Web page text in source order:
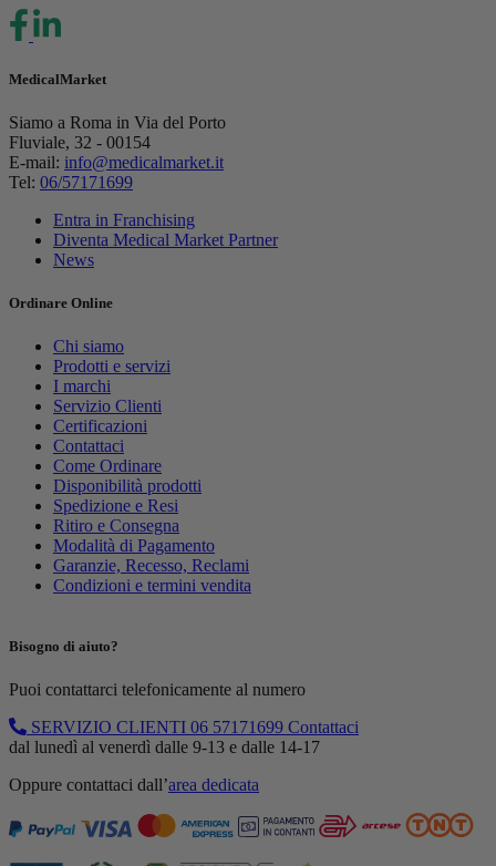
MedicalMarket
Siamo a Roma in Via del Porto
Fluviale, 32 - 00154
E-mail: info@medicalmarket.it
Tel: 06/57171699
Entra in Franchising
Diventa Medical Market Partner
News
Ordinare Online
Chi siamo
Prodotti e servizi
I marchi
Servizio Clienti
Certificazioni
Contattaci
Come Ordinare
Disponibilità prodotti
Spedizione e Resi
Ritiro e Consegna
Modalità di Pagamento
Garanzie, Recesso, Reclami
Condizioni e termini vendita
Bisogno di aiuto?
Puoi contattarci telefonicamente al numero
SERVIZIO CLIENTI 06 57171699 Contattaci
dal lunedì al venerdì dalle 9-13 e dalle 14-17
Oppure contattaci dall’area dedicata